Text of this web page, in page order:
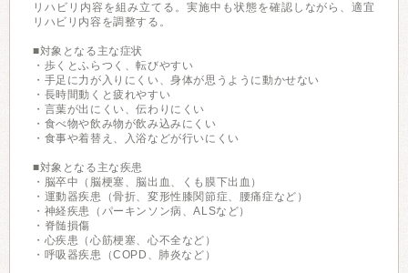
リハビリ内容を組み立てる。実施中も状態を確認しながら、適宜
リハビリ内容を調整する。
■対象となる主な症状
・歩くとふらつく、転びやすい
・手足に力が入りにくい、身体が思うように動かせない
・長時間動くと疲れやすい
・言葉が出にくい、伝わりにくい
・食べ物や飲み物が飲み込みにくい
・食事や着替え、入浴などが行いにくい
■対象となる主な疾患
・脳卒中（脳梗塞、脳出血、くも膜下出血）
・運動器疾患（骨折、変形性膝関節症、腰痛症など）
・神経疾患（パーキンソン病、ALSなど）
・脊髄損傷
・心疾患（心筋梗塞、心不全など）
・呼吸器疾患（COPD、肺炎など）